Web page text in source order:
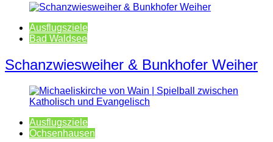
Ausflugsziele
Bad Waldsee
Schanzwiesweiher & Bunkhofer Weiher
Ausflugsziele
Ochsenhausen